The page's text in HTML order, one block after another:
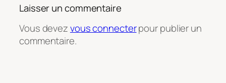
Laisser un commentaire
Vous devezvous connecterpour publier un
commentaire.